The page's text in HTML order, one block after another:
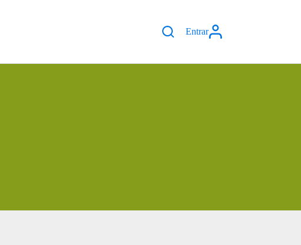
Entrar